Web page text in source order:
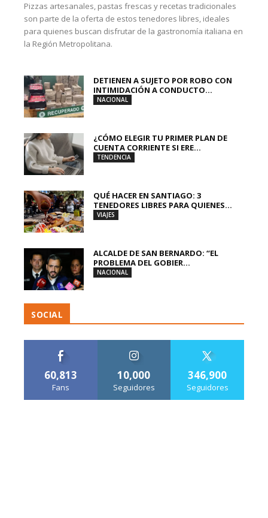
Pizzas artesanales, pastas frescas y recetas tradicionales
son parte de la oferta de estos tenedores libres, ideales
para quienes buscan disfrutar de la gastronomía italiana en
la Región Metropolitana.
DETIENEN A SUJETO POR ROBO CON
INTIMIDACIÓN A CONDUCTO...
NACIONAL
¿CÓMO ELEGIR TU PRIMER PLAN DE
CUENTA CORRIENTE SI ERE...
TENDENCIA
QUÉ HACER EN SANTIAGO: 3
TENEDORES LIBRES PARA QUIENES...
VIAJES
ALCALDE DE SAN BERNARDO: “EL
PROBLEMA DEL GOBIER...
NACIONAL
SOCIAL
60,813
Fans
10,000
Seguidores
346,900
Seguidores